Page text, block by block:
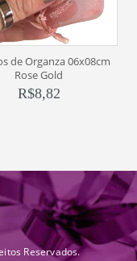
de Organza 06x08cm
Rose Gold
R$8,82
Reservados.